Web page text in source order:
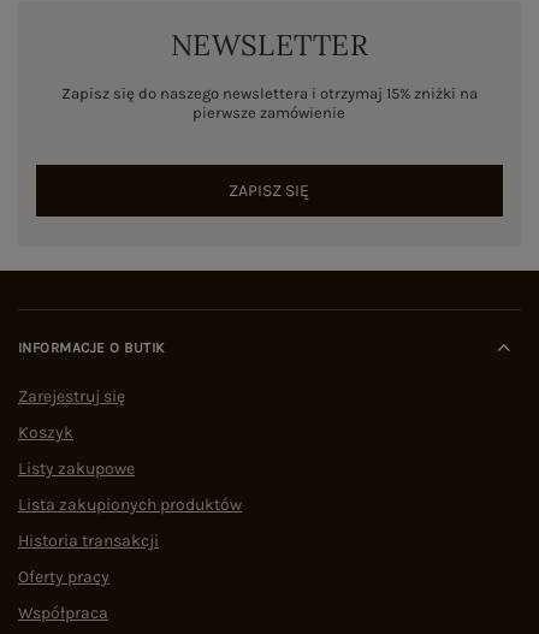
NEWSLETTER
Zapisz się do naszego newslettera i otrzymaj 15% zniżki na
pierwsze zamówienie
ZAPISZ SIĘ
INFORMACJE O BUTIK
Zarejestruj się
Koszyk
Listy zakupowe
Lista zakupionych produktów
Historia transakcji
Oferty pracy
Współpraca